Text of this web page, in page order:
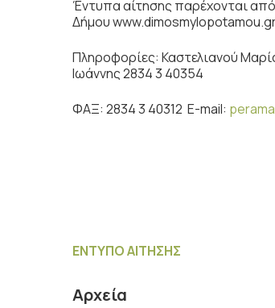
Έντυπα αίτησης παρέχονται
Δήμου
Πληροφορίες: Καστελιανού
Ιωάννης 2834 3 40354
ΦΑΞ: 2834 3 40312 E-mail:
ΕΝΤΥΠΟ ΑΙΤΗΣΗΣ
Αρχεία